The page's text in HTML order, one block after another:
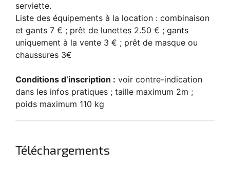
serviette.
Liste des équipements à la location : combinaison
et gants 7 € ; prêt de lunettes 2.50 € ; gants
uniquement à la vente 3 € ; prêt de masque ou
chaussures 3€
Conditions d’inscription : voir contre-indication
dans les infos pratiques ; taille maximum 2m ;
poids maximum 110 kg
Téléchargements